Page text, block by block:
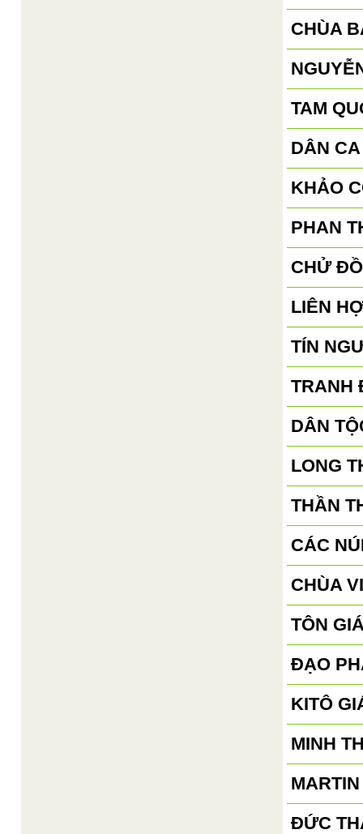
CHÙA
TAM
DÂN
KHẢO
PHAN
CHỬ
LIÊN
TÍN
TRANH
DÂN
LONG
THẦN
CÁC
CHÙA
TÔN
ĐẠO
KITÔ
MINH
ĐỨC